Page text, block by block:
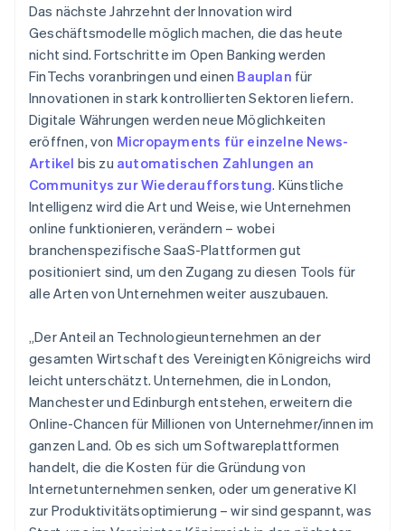
Das nächste Jahrzehnt der Innovation wird
Geschäftsmodelle möglich machen, die das heute
nicht sind. Fortschritte im Open Banking werden
FinTechs voranbringen und einen Bauplan für
Innovationen in stark kontrollierten Sektoren liefern.
Digitale Währungen werden neue Möglichkeiten
eröffnen, von Micropayments für einzelne News-
Artikel bis zu automatischen Zahlungen an
Communitys zur Wiederaufforstung. Künstliche
Intelligenz wird die Art und Weise, wie Unternehmen
online funktionieren, verändern – wobei
branchenspezifische SaaS-Plattformen gut
positioniert sind, um den Zugang zu diesen Tools für
alle Arten von Unternehmen weiter auszubauen.
„Der Anteil an Technologieunternehmen an der
gesamten Wirtschaft des Vereinigten Königreichs wird
leicht unterschätzt. Unternehmen, die in London,
Manchester und Edinburgh entstehen, erweitern die
Online-Chancen für Millionen von Unternehmer/innen im
ganzen Land. Ob es sich um Softwareplattformen
handelt, die die Kosten für die Gründung von
Internetunternehmen senken, oder um generative KI
zur Produktivitätsoptimierung – wir sind gespannt, was
English
Belgien
NederlandsFrançaisDeutsch English
Brasilien
Português English
English
Dänemark
English
Deutschland
Deutsch English
English
简体中文 English
Finnland
English Svenska
FrançaisEnglish
Gibraltar
English
Griechenland
English
Indien
English